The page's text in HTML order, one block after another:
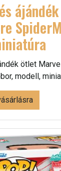
ötlet
modell,